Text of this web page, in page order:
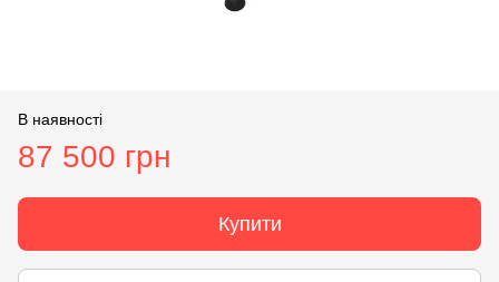
В наявності
87 500 грн
Купити